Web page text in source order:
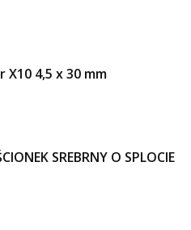
X10 4,5 x 30 mm
SREBRNY O SPLOCIE